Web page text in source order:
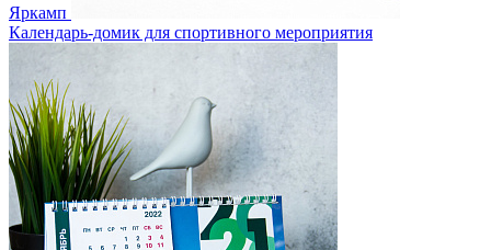
Яркамп
Календарь-домик для спортивного мероприятия